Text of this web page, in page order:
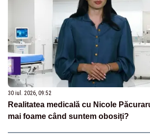
30 iul. 2026, 09:52
Realitatea medicală cu Nicole
mai foame când suntem obosiți?